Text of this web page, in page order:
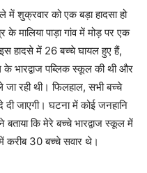
में शुक्रवार को एक बड़ा हादसा हो
मालिया पाड़ा गांव में मोड़ पर एक
हादसे में 26 बच्चे घायल हुए हैं,
भारद्वाज पब्लिक स्कूल की थी और
रही थी। फिलहाल, सभी बच्चे
जाएगी। घटना में कोई जनहानि
कि मेरे बच्चे भारद्वाज स्कूल में
30 बच्चे सवार थे।